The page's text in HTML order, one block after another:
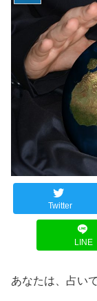
Twitter
LINE
あなたは、占い